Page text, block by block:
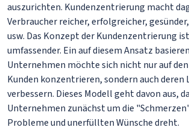
auszurichten. Kundenzentrierung macht
Verbraucher reicher, erfolgreicher,
usw. Das Konzept der Kundenzentrierung
umfassender. Ein auf diesem Ansatz
Unternehmen möchte sich nicht nur auf
Kunden konzentrieren, sondern auch
verbessern. Dieses Modell geht davon aus,
Unternehmen zunächst um die
Probleme und unerfüllten Wünsche dreht.